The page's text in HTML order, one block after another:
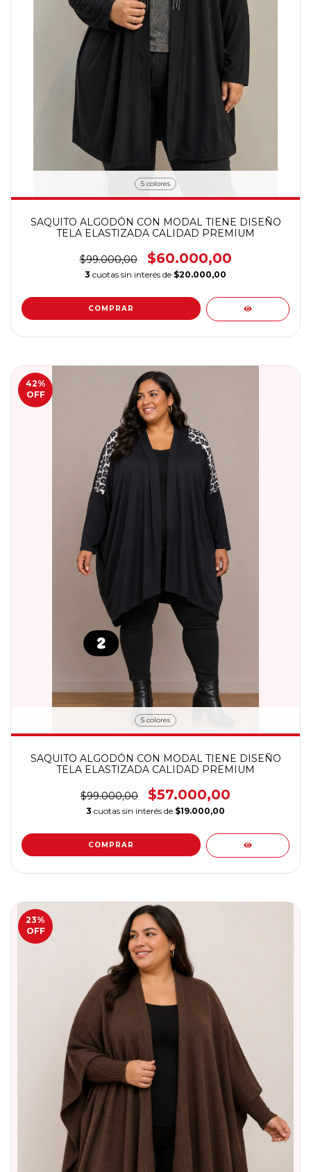
5 colores
SAQUITO ALGODÓN CON MODAL TIENE DISEÑO
TELA ELASTIZADA CALIDAD PREMIUM
$99.000,00 $60.000,00
3 cuotas sin interés de $20.000,00
COMPRAR
42%
OFF
5 colores
SAQUITO ALGODÓN CON MODAL TIENE DISEÑO
TELA ELASTIZADA CALIDAD PREMIUM
$99.000,00 $57.000,00
3 cuotas sin interés de $19.000,00
COMPRAR
23%
OFF